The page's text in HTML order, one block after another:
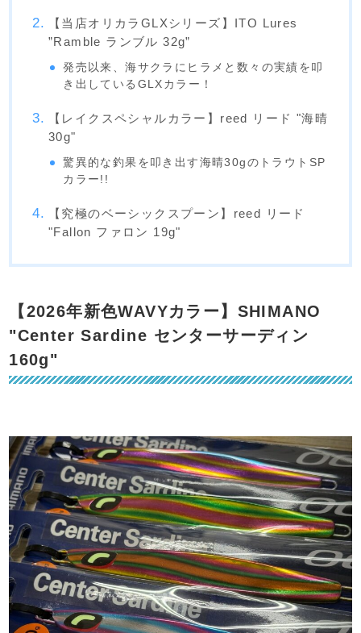
【当店オリカラGLXシリーズ】ITO Lures
”Ramble ランブル 32g”
発売以来、海サクラにヒラメと数々の実績を叩
き出しているGLXカラー！
【レイクスペシャルカラー】reed リード "海晴
30g"
驚異的な釣果を叩き出す海晴30gのトラウトSP
カラー!!
【究極のベーシックスプーン】reed リード
"Fallon ファロン 19g"
【2026年新色WAVYカラー】SHIMANO
"Center Sardine センターサーディン
160g"